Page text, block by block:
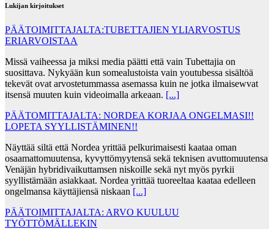
Lukijan kirjoitukset
PÄÄTOIMITTAJALTA:TUBETTAJIEN YLIARVOSTUS
ERIARVOISTAA
Missä vaiheessa ja miksi media päätti että vain Tubettajia on
suosittava. Nykyään kun somealustoista vain youtubessa sisältöä
tekevät ovat arvostetummassa asemassa kuin ne jotka ilmaisewvat
itsensä muuten kuin videoimalla arkeaan. [...]
PÄÄTOMITTAJALTA: NORDEA KORJAA ONGELMASI!!
LOPETA SYYLLISTÄMINEN!!
Näyttää siltä että Nordea yrittää pelkurimaisesti kaataa oman
osaamattomuutensa, kyvyttömyytensä sekä teknisen avuttomuutensa
Venäjän hybridivaikuttamsen niskoille sekä nyt myös pyrkii
syyllistämään asiakkaat. Nordea yrittää tuoreeltaa kaataa edelleen
ongelmansa käyttäjiensä niskaan [...]
PÄÄTOIMITTAJALTA: ARVO KUULUU
TYÖTTÖMÄLLEKIN